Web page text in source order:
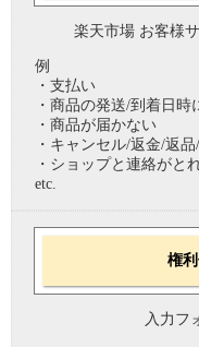
楽天市場 お客様
例
・支払い
・商品の発送/到着日時
・商品が届かない
・キャンセル/返金/返
・ショップと連絡がと
etc.
権
入力フ